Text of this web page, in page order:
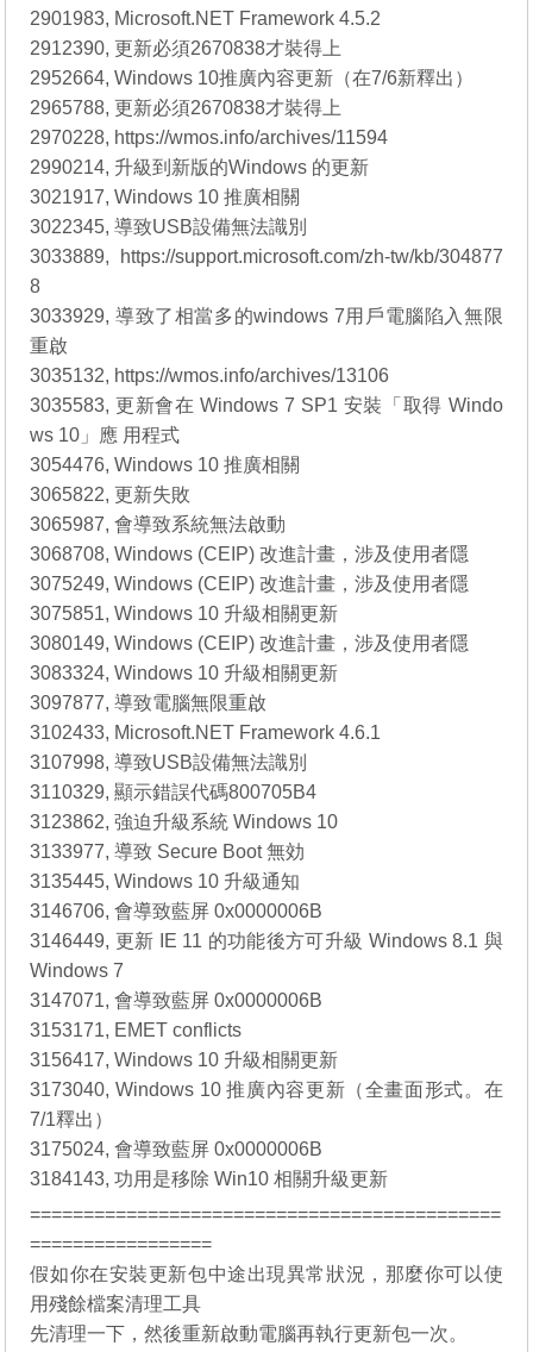
2901983, Microsoft.NET Framework 4.5.2
2912390, 更新必須2670838才裝得上
2952664, Windows 10推廣內容更新（在7/6新釋出）
2965788, 更新必須2670838才裝得上
2970228, https://wmos.info/archives/11594
2990214, 升級到新版的Windows 的更新
3021917, Windows 10 推廣相關
3022345, 導致USB設備無法識別
3033889, https://support.microsoft.com/zh-tw/kb/304877
8
3033929, 導致了相當多的windows 7用戶電腦陷入無限
重啟
3035132, https://wmos.info/archives/13106
3035583, 更新會在 Windows 7 SP1 安裝「取得 Windo
ws 10」應 用程式
3054476, Windows 10 推廣相關
3065822, 更新失敗
3065987, 會導致系統無法啟動
3068708, Windows (CEIP) 改進計畫，涉及使用者隱
3075249, Windows (CEIP) 改進計畫，涉及使用者隱
3075851, Windows 10 升級相關更新
3080149, Windows (CEIP) 改進計畫，涉及使用者隱
3083324, Windows 10 升級相關更新
3097877, 導致電腦無限重啟
3102433, Microsoft.NET Framework 4.6.1
3107998, 導致USB設備無法識別
3110329, 顯示錯誤代碼800705B4
3123862, 強迫升級系統 Windows 10
3133977, 導致 Secure Boot 無効
3135445, Windows 10 升級通知
3146706, 會導致藍屏 0x0000006B
3146449, 更新 IE 11 的功能後方可升級 Windows 8.1 與
Windows 7
3147071, 會導致藍屏 0x0000006B
3153171, EMET conflicts
3156417, Windows 10 升級相關更新
3173040, Windows 10 推廣內容更新（全畫面形式。在
7/1釋出）
3175024, 會導致藍屏 0x0000006B
3184143, 功用是移除 Win10 相關升級更新
============================================
=================
假如你在安裝更新包中途出現異常狀況，那麼你可以使
用殘餘檔案清理工具
先清理一下，然後重新啟動電腦再執行更新包一次。